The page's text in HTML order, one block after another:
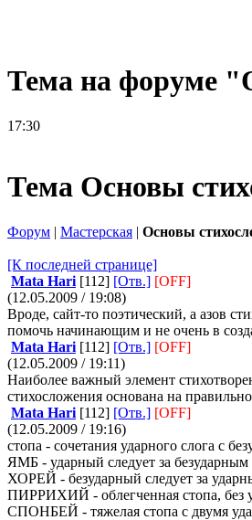
Тема на форуме
17:30
Тема Основы
Форум | Мастерская | Основы
[К последней странице]
Mata Hari [112] [Отв.] [OFF]
(12.05.2009 / 19:08)
Вроде, сайт-то поэтический, а азов
помочь начинающим и не очень в
Mata Hari [112] [Отв.] [OFF]
(12.05.2009 / 19:11)
Наиболее важный элемент
стихосложения основана на
Mata Hari [112] [Отв.] [OFF]
(12.05.2009 / 19:16)
стопа - сочетания ударного слога с
ЯМБ - ударный следует за безударным
ХОРЕЙ - безударный следует за
ПИРРИХИЙ - облегченная стопа, без
СПОНБЕЙ - тяжелая стопа с двумя